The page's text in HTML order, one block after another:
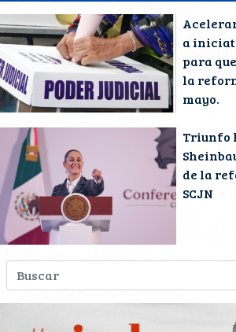
a
para
la
mayo.
Triunfo
de la
SCJN